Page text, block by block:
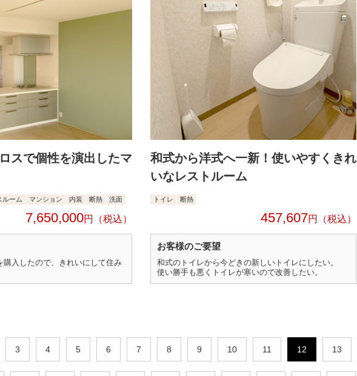
スで個性を演出したマ
ルーム マンション 内装 断熱 洗面
7,650,000円
購入したので、きれいにして住み
和式から洋式へ一新！使いやすくきれ
いなレストルーム
トイレ 断熱
457,607円
お客様のご要望
和式のトイレから今どきの新しいトイレにしたい。
使い勝手も悪くトイレが寒いので改善したい。
3 4 5 6 7 8 9 10 11 12 13